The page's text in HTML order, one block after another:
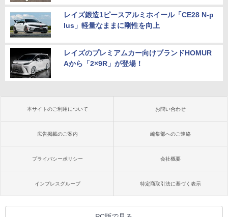
レイズ鍛造1ピースアルミホイール「CE28 N-p
lus」軽量なままに剛性を向上
レイズのプレミアムカー向けブランドHOMUR
Aから「2×9R」が登場！
本サイトのご利用について お問い合わせ
広告掲載のご案内 編集部へのご連絡
プライバシーポリシー 会社概要
インプレスグループ 特定商取引法に基づく表示